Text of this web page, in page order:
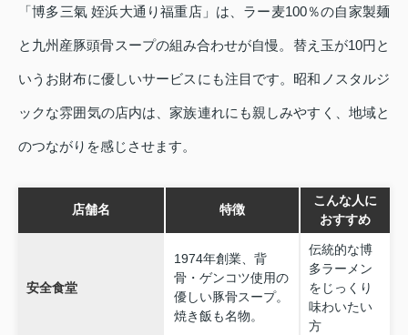
「博多三氣 姪浜大通り福重店」は、ラー麦100％の自家製麺
と九州産豚頭骨スープの組み合わせが自慢。替え玉が10円と
いうお財布に優しいサービスにも注目です。昭和ノスタルジ
ックな雰囲気の店内は、家族連れにも親しみやすく、地域と
のつながりを感じさせます。
店舗名 特徴
こんな人に
おすすめ
安全食堂
1974年創業、背
骨・ゲンコツ使用の
優しい豚骨スープ。
焼き飯も名物。
伝統的な博
多ラーメン
をじっくり
味わいたい
方